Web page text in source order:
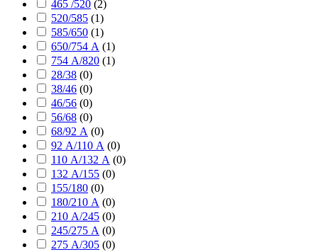
465 /520 (2)
520/585 (1)
585/650 (1)
650/754 А (1)
754 А/820 (1)
28/38 (0)
38/46 (0)
46/56 (0)
56/68 (0)
68/92 А (0)
92 А/110 А (0)
110 А/132 А (0)
132 А/155 (0)
155/180 (0)
180/210 А (0)
210 А/245 (0)
245/275 А (0)
275 А/305 (0)